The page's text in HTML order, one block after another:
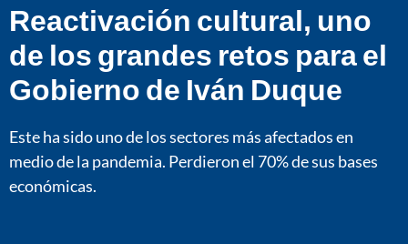
Reactivación cultural, uno
de los grandes retos para el
Gobierno de Iván Duque
Este ha sido uno de los sectores más afectados en
medio de la pandemia. Perdieron el 70% de sus bases
económicas.